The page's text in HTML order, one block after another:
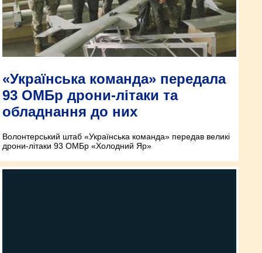
«Українська команда» передала
93 ОМБр дрони-літаки та
обладнання до них
Волонтерський штаб «Українська команда» передав великі
дрони-літаки 93 ОМБр «Холодний Яр»